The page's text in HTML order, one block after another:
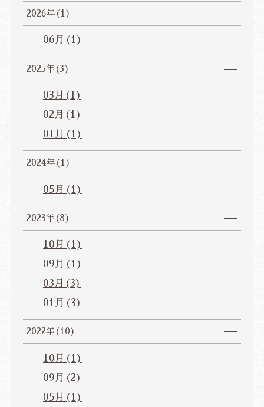
2026年(1)
06月(1)
2025年(3)
03月(1)
02月(1)
01月(1)
2024年(1)
05月(1)
2023年(8)
10月(1)
09月(1)
03月(3)
01月(3)
2022年(10)
10月(1)
09月(2)
05月(1)